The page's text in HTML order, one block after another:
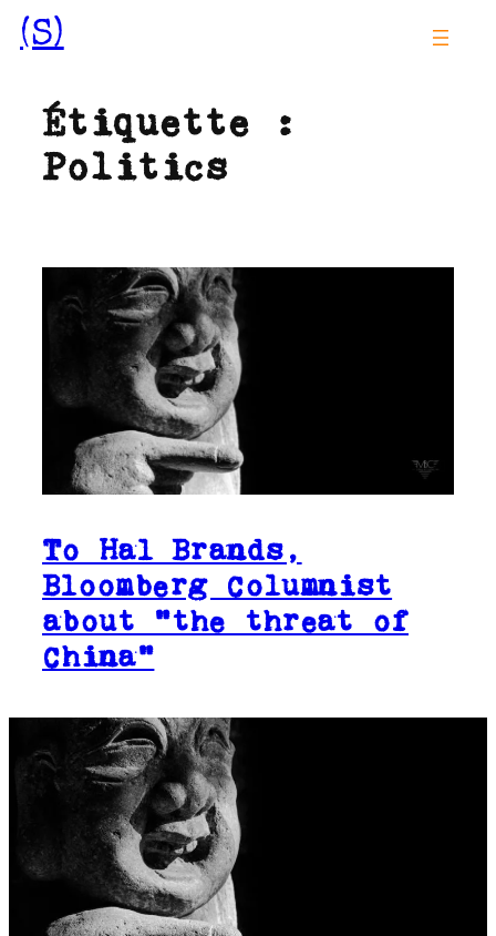
Aller
au
(S)
Étiquette :
Politics
To Hal Brands,
Bloomberg Columnist
about “the threat of
China”